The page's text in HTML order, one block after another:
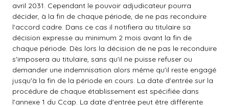
avril 2031. Cependant le pouvoir adjudicateur pourra
décider, à la fin de chaque période, de ne pas reconduire
l'accord cadre. Dans ce cas il notifiera au titulaire sa
décision expresse au minimum 2 mois avant la fin de
chaque période. Dès lors la décision de ne pas le reconduire
s'imposera au titulaire, sans qu'il ne puisse refuser ou
demander une indemnisation alors même qu'il reste engagé
jusqu'à la fin de la période en cours. La date d'entrée sur la
procédure de chaque établissement est spécifiée dans
l'annexe 1 du Ccap. La date d'entrée peut être différente